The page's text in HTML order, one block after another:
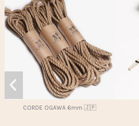
CORDE OGAWA 6mm 🇯🇵